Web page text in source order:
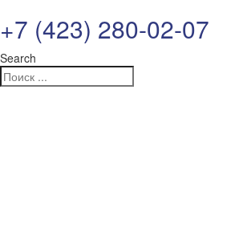
+7 (423) 280-02-07
Search